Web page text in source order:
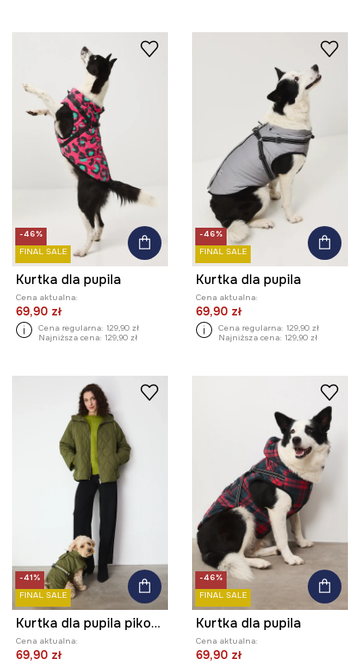
-46%
FINAL SALE
Kurtka dla pupila
Cena aktualna:
69,90 zł
Cena regularna: 129,90 zł
Najniższa cena: 129,90 zł
-46%
FINAL SALE
Kurtka dla pupila
Cena aktualna:
69,90 zł
Cena regularna: 129,90 zł
Najniższa cena: 129,90 zł
-41%
FINAL SALE
Kurtka dla pupila pikowana
Cena aktualna:
69,90 zł
-46%
FINAL SALE
Kurtka dla pupila
Cena aktualna:
69,90 zł